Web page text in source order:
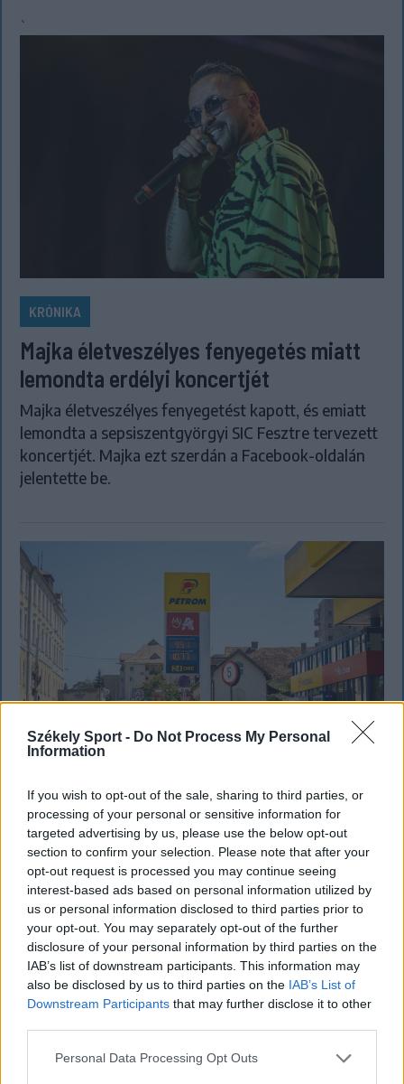
Székely Sport - Do Not Process My Personal
Information
If you wish to opt-out of the sale, sharing to third parties, or
processing of your personal or sensitive information for
targeted advertising by us, please use the below opt-out
section to confirm your selection. Please note that after your
opt-out request is processed you may continue seeing
interest-based ads based on personal information utilized by
us or personal information disclosed to third parties prior to
your opt-out. You may separately opt-out of the further
disclosure of your personal information by third parties on the
IAB’s list of downstream participants. This information may
also be disclosed by us to third parties on the IAB’s List of
Downstream Participants that may further disclose it to other
Personal Data Processing Opt Outs
`
KRÓNIKA
Majka életveszélyes fenyegetés miatt
lemondta erdélyi koncertjét
Majka életveszélyes fenyegetést kapott, és emiatt
lemondta a sepsiszentgyörgyi SIC Fesztre tervezett
koncertjét. Majka ezt szerdán a Facebook-oldalán
jelentette be.
KRÓNIKA
Gyanús az üzemanyagok drágulása?
Kihasználhatták a korlátozás előtti
„szélcsendet” a cégek a Versenytanács
elnöke szerint
Nem zárható ki annak a lehetősége, hogy az
üzemanyagpiac szereplői kihasználják az időt a
válsághelyzet kihirdetéséig, és ezért kúsznak egyre
Chirițoiu, a Versenytanács elnöke.